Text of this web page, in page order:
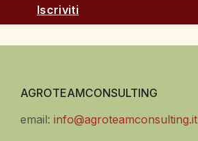
Iscriviti
AGROTEAMCONSULTING
email:info@agroteamconsulting.it